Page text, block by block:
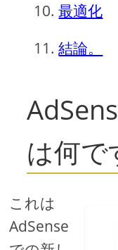
最適化
結論。
は何で
これは
AdS​​ense